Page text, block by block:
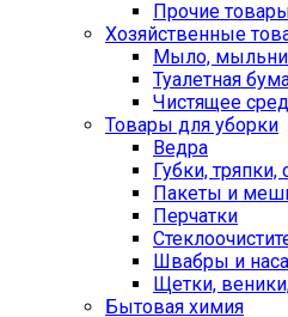
Прочие
Хозяйственные
Мыло,
Туалетная
Чистящее
Товары для уборки
Ведра
Губки, тряпки,
Пакеты и
Перчатки
Швабры и
Щетки,
Бытовая химия